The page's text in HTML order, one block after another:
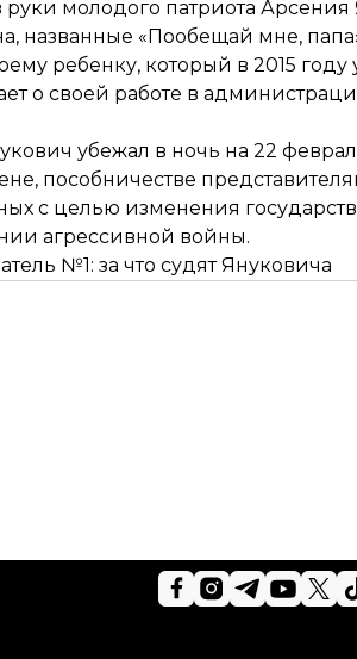
молодого патриота Арсения
названные «Пообещай мне,
ребенку, который в 2015
о своей работе в
убежал в ночь на 22
пособничестве
с целью изменения
агрессивной войны.
№1: за что судят Януковича